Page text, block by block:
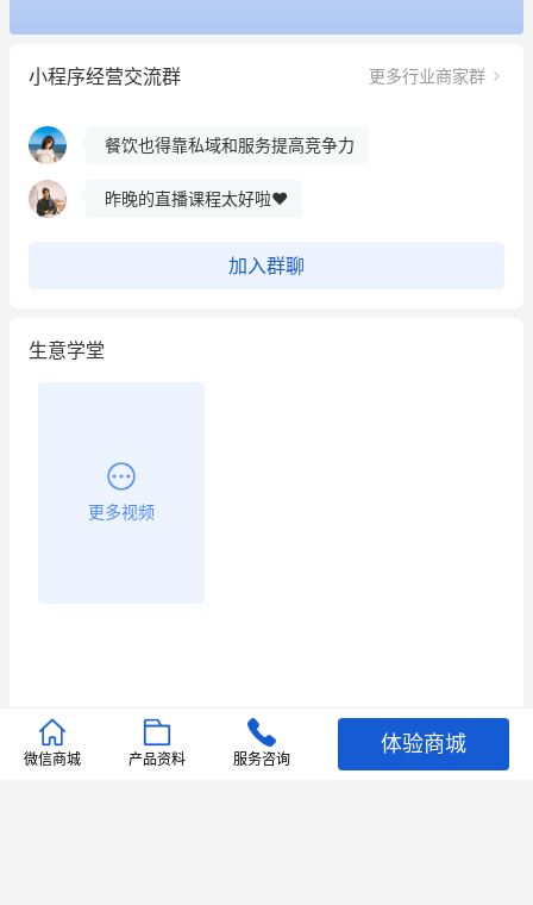
小程序经营交流群 更多行业商家群
这个营销策划案例推荐大家看一下
用有赞就能在微信、小红书同时经营了
餐饮也得靠私域和服务提高竞争力
昨晚的直播课程太好啦❤️
加入群聊
生意学堂
更多视频
推荐文章
微信商城 产品资料 服务咨询
体验商城